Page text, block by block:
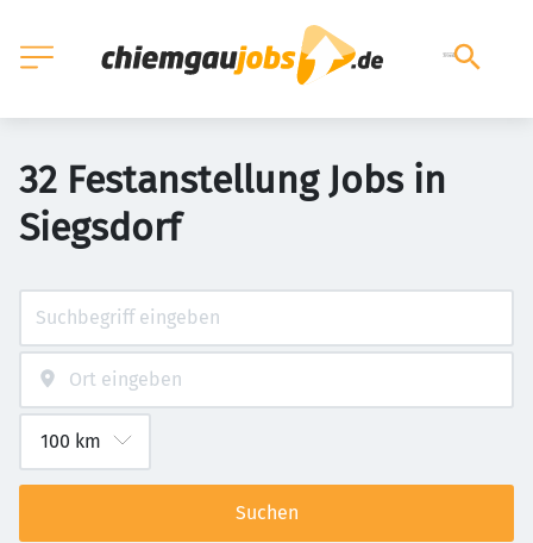
32 Festanstellung Jobs in
Siegsdorf
Suchen